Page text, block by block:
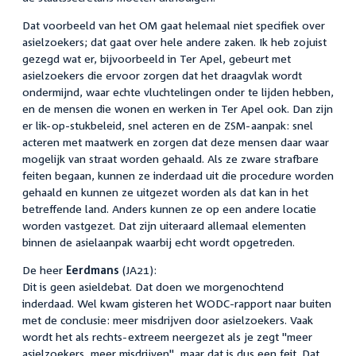
Dat voorbeeld van het OM gaat helemaal niet specifiek over
asielzoekers; dat gaat over hele andere zaken. Ik heb zojuist
gezegd wat er, bijvoorbeeld in Ter Apel, gebeurt met
asielzoekers die ervoor zorgen dat het draagvlak wordt
ondermijnd, waar echte vluchtelingen onder te lijden hebben,
en de mensen die wonen en werken in Ter Apel ook. Dan zijn
er lik-op-stukbeleid, snel acteren en de ZSM-aanpak: snel
acteren met maatwerk en zorgen dat deze mensen daar waar
mogelijk van straat worden gehaald. Als ze zware strafbare
feiten begaan, kunnen ze inderdaad uit die procedure worden
gehaald en kunnen ze uitgezet worden als dat kan in het
betreffende land. Anders kunnen ze op een andere locatie
worden vastgezet. Dat zijn uiteraard allemaal elementen
binnen de asielaanpak waarbij echt wordt opgetreden.
De heer Eerdmans (JA21):
Dit is geen asieldebat. Dat doen we morgenochtend
inderdaad. Wel kwam gisteren het WODC-rapport naar buiten
met de conclusie: meer misdrijven door asielzoekers. Vaak
wordt het als rechts-extreem neergezet als je zegt "meer
asielzoekers, meer misdrijven", maar dat is dus een feit. Dat